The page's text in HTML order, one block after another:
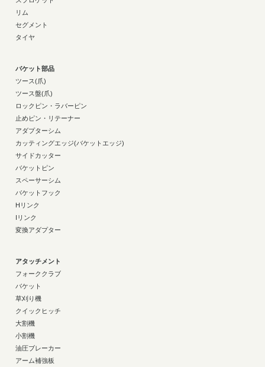
リム
セグメント
タイヤ
バケット部品
ツース(爪)
ツース盤(爪)
ロックピン・ラバーピン
止めピン・リテーナー
アダプターシム
カッティングエッジ(バケットエッジ)
サイドカッター
バケットピン
スペーサーシム
バケットフック
Hリンク
Iリンク
変換アダプター
アタッチメント
フォーククラブ
バケット
草刈り機
クイックヒッチ
大割機
小割機
油圧ブレーカー
アーム補強板